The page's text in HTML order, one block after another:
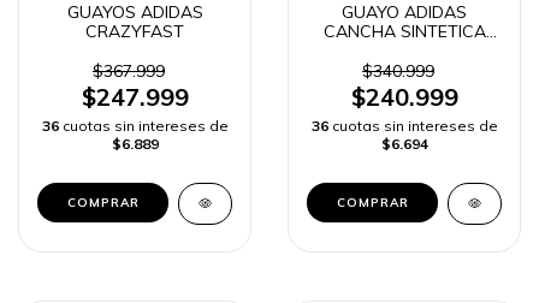
GUAYOS ADIDAS
CRAZYFAST
$367.999
$247.999
36 cuotas sin intereses de
$6.889
COMPRAR
GUAYO ADIDAS
CANCHA SINTETICA
$340.999
$240.999
36 cuotas sin intereses de
$6.694
COMPRAR